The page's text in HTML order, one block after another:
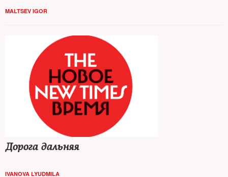
MALTSEV IGOR
Дорога дальняя
IVANOVA LYUDMILA